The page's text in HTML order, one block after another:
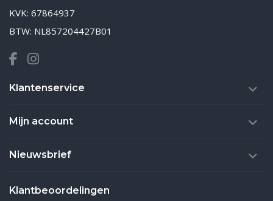
KVK: 67864937
BTW: NL857204427B01
Klantenservice
Mijn account
Nieuwsbrief
Klantbeoordelingen